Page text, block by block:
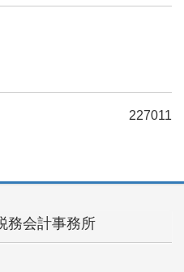
227011
務会計事務所